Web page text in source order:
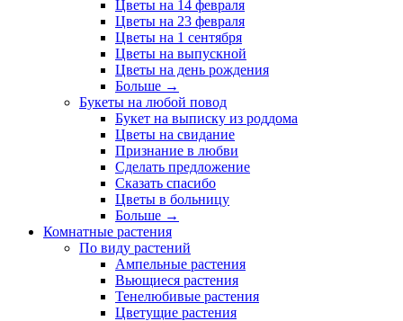
Цветы на 14 февраля
Цветы на 23 февраля
Цветы на 1 сентября
Цветы на выпускной
Цветы на день рождения
Больше →
Букеты на любой повод
Букет на выписку из роддома
Цветы на свидание
Признание в любви
Сделать предложение
Сказать спасибо
Цветы в больницу
Больше →
Комнатные растения
По виду растений
Ампельные растения
Вьющиеся растения
Тенелюбивые растения
Цветущие растения